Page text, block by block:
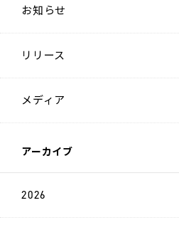
ビ
ュ
ー
字
見
る
リ
ャ
リ
採
お知らせ
リリース
メディア
アーカイブ
2026